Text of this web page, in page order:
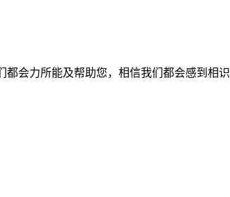
会力所能及帮助您，相信我们都会感到相